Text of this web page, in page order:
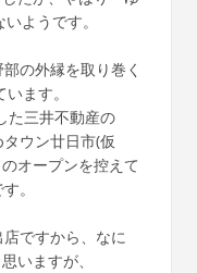
ようです。
の外縁を取り巻く
ます。
た三井不動産の
タウン廿日市(仮
オープンを控えて
。
ですから、なに
いますが、